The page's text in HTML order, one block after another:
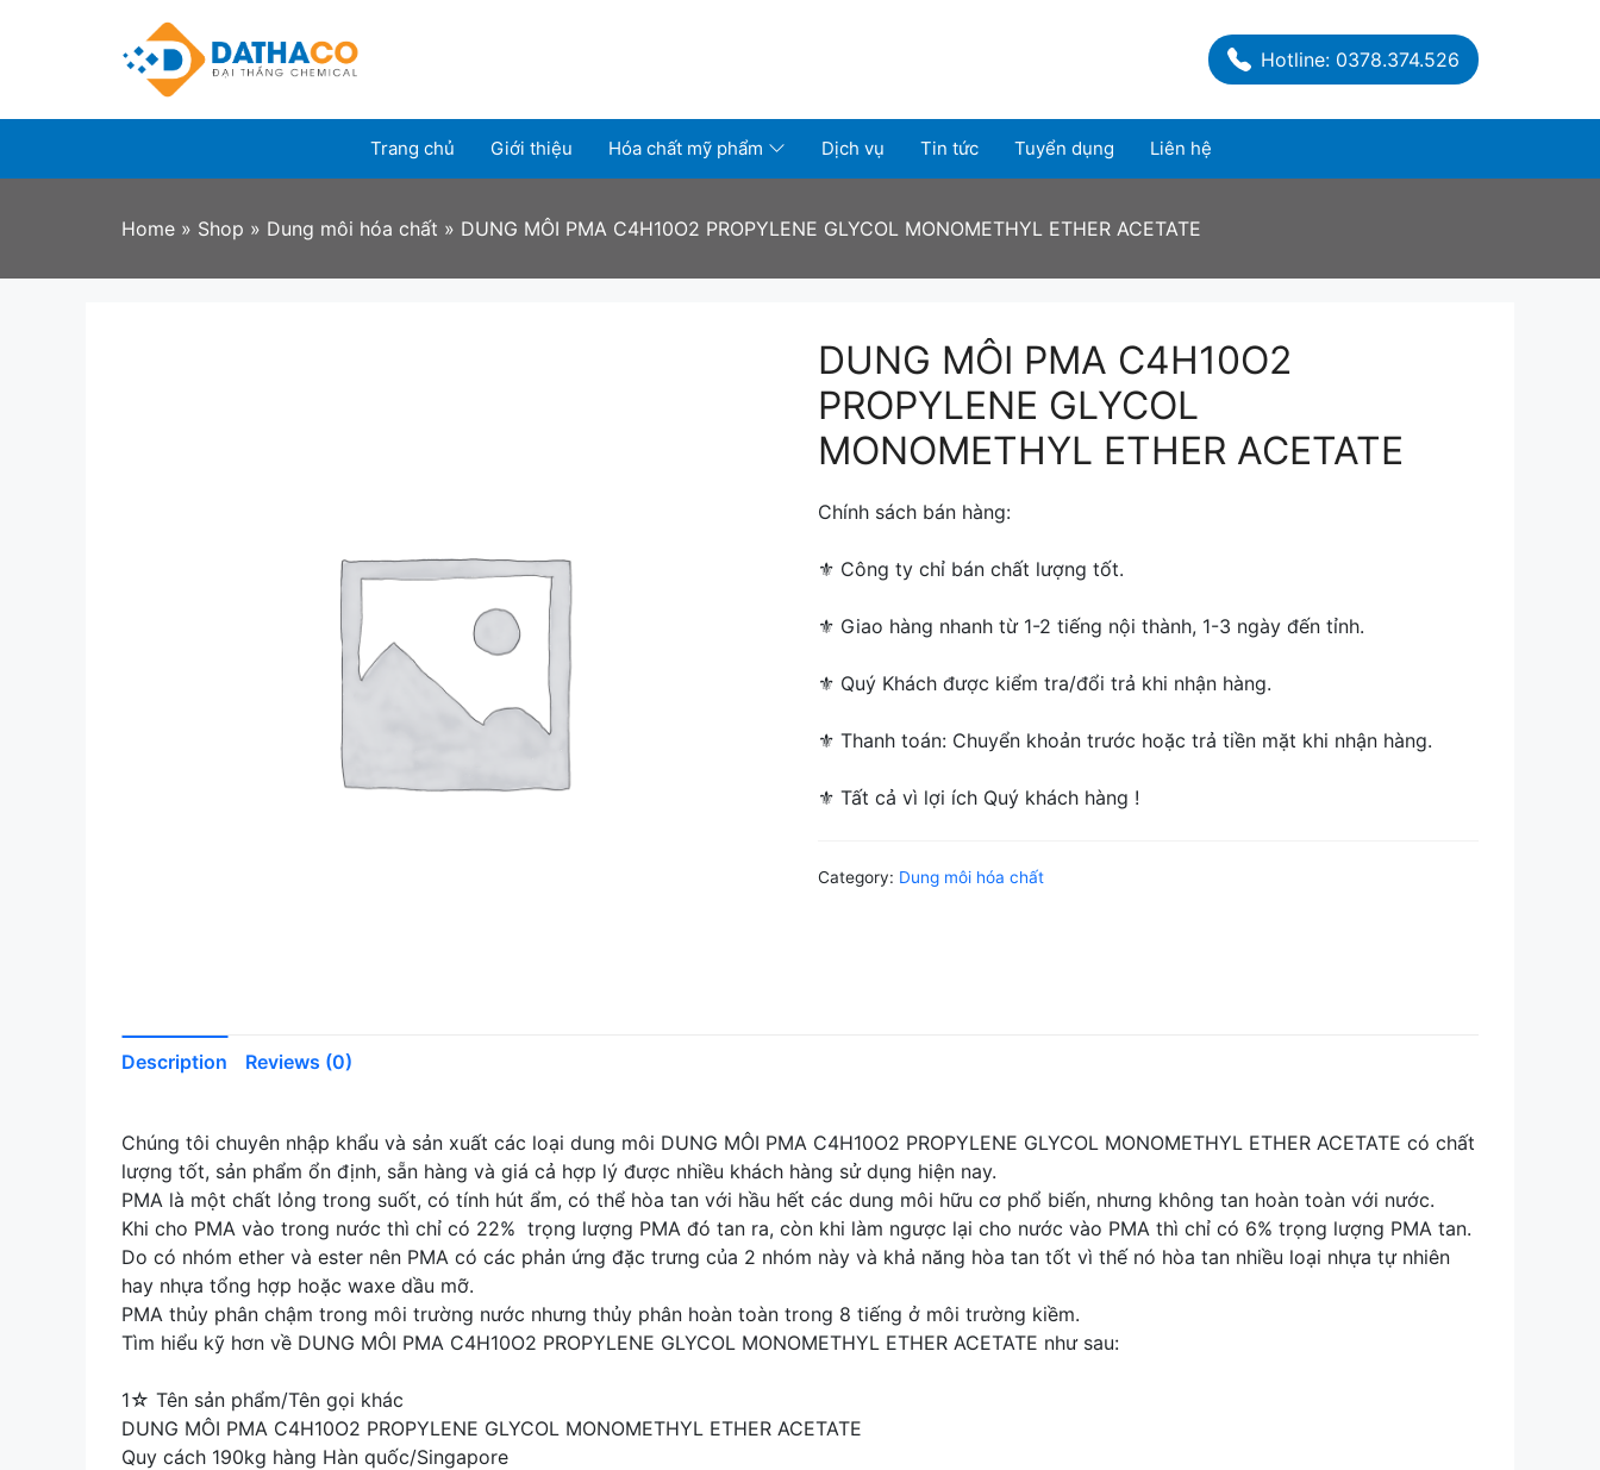
Hotline: 0378.374.526
Trang chủ Giới thiệu Hóa chất mỹ phẩm Dịch vụ Tin tức Tuyển dụng Liên hệ
Home » Shop » Dung môi hóa chất » DUNG MÔI PMA C4H10O2 PROPYLENE GLYCOL MONOMETHYL ETHER ACETATE
DUNG MÔI PMA C4H10O2
PROPYLENE GLYCOL
MONOMETHYL ETHER ACETATE
Chính sách bán hàng:
⚜ ️Công ty chỉ bán chất lượng tốt.
⚜ Giao hàng nhanh từ 1-2 tiếng nội thành, 1-3 ngày đến tỉnh.
⚜ Quý Khách được kiểm tra/đổi trả khi nhận hàng.
⚜ Thanh toán: Chuyển khoản trước hoặc trả tiền mặt khi nhận hàng.
⚜ Tất cả vì lợi ích Quý khách hàng !
Category: Dung môi hóa chất
Description Reviews (0)
Chúng tôi chuyên nhập khẩu và sản xuất các loại dung môi DUNG MÔI PMA C4H10O2 PROPYLENE GLYCOL MONOMETHYL ETHER ACETATE có chất
lượng tốt, sản phẩm ổn định, sẵn hàng và giá cả hợp lý được nhiều khách hàng sử dụng hiện nay.
PMA là một chất lỏng trong suốt, có tính hút ẩm, có thể hòa tan với hầu hết các dung môi hữu cơ phổ biến, nhưng không tan hoàn toàn với nước.
Khi cho PMA vào trong nước thì chỉ có 22% trọng lượng PMA đó tan ra, còn khi làm ngược lại cho nước vào PMA thì chỉ có 6% trọng lượng PMA tan.
Do có nhóm ether và ester nên PMA có các phản ứng đặc trưng của 2 nhóm này và khả năng hòa tan tốt vì thế nó hòa tan nhiều loại nhựa tự nhiên
hay nhựa tổng hợp hoặc waxe dầu mỡ.
PMA thủy phân chậm trong môi trường nước nhưng thủy phân hoàn toàn trong 8 tiếng ở môi trường kiềm.
Tìm hiểu kỹ hơn về DUNG MÔI PMA C4H10O2 PROPYLENE GLYCOL MONOMETHYL ETHER ACETATE như sau:
1☆ Tên sản phẩm/Tên gọi khác
DUNG MÔI PMA C4H10O2 PROPYLENE GLYCOL MONOMETHYL ETHER ACETATE
Quy cách 190kg hàng Hàn quốc/Singapore